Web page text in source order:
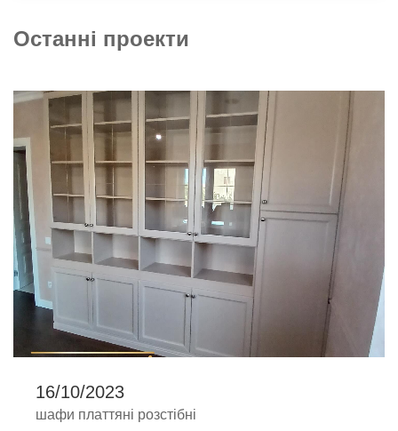
Останні проекти
16/10/2023
шафи платтяні розстібні